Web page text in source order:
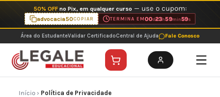
o
conteúdo
50% OFF no Pix, em qualquer curso — use o cupom:
advocacia50COPIAR TERMINA EM00d 23 h59min59s
Área do EstudanteValidar CertificadoCentral de Ajuda Fale Conosco
Início › Política de Privacidade